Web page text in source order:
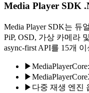
Media Player SDK
Media Player SDK는 듀
PiP, OSD, 가상 카메라
async-first API를 15개
▶
▶
▶ 다중 재생 엔진